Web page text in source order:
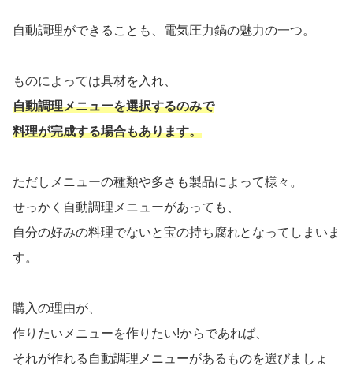
自動調理ができることも、電気圧力鍋の魅力の一つ。
ものによっては具材を入れ、
自動調理メニューを選択するのみで
料理が完成する場合もあります。
ただしメニューの種類や多さも製品によって様々。
せっかく自動調理メニューがあっても、
自分の好みの料理でないと宝の持ち腐れとなってしまいま
す。
購入の理由が、
作りたいメニューを作りたい!からであれば、
それが作れる自動調理メニューがあるものを選びましょ